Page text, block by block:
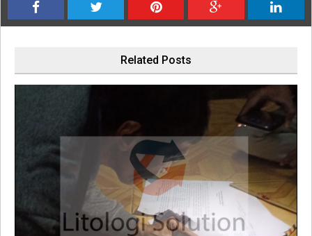
Related Posts